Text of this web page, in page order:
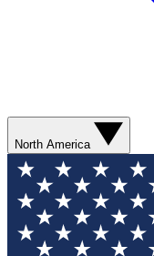
North America